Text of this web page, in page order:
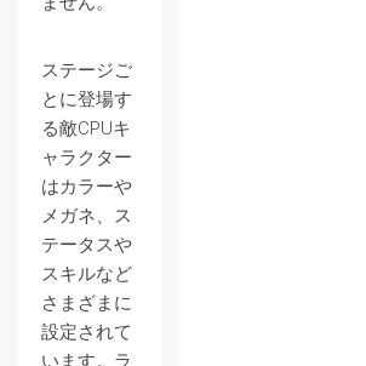
ステージご
とに登場す
る敵CPUキ
ャラクター
はカラーや
メガネ、ス
テータスや
スキルなど
さまざまに
設定されて
います。ラ